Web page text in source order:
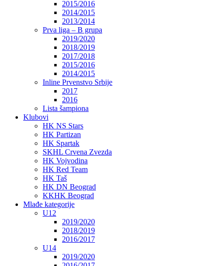
2015/2016
2014/2015
2013/2014
Prva liga – B grupa
2019/2020
2018/2019
2017/2018
2015/2016
2014/2015
Inline Prvenstvo Srbije
2017
2016
Lista šampiona
Klubovi
HK NS Stars
HK Partizan
HK Spartak
SKHL Crvena Zvezda
HK Vojvodina
HK Red Team
HK Taš
HK DN Beograd
KKHK Beograd
Mlađe kategorije
U12
2019/2020
2018/2019
2016/2017
U14
2019/2020